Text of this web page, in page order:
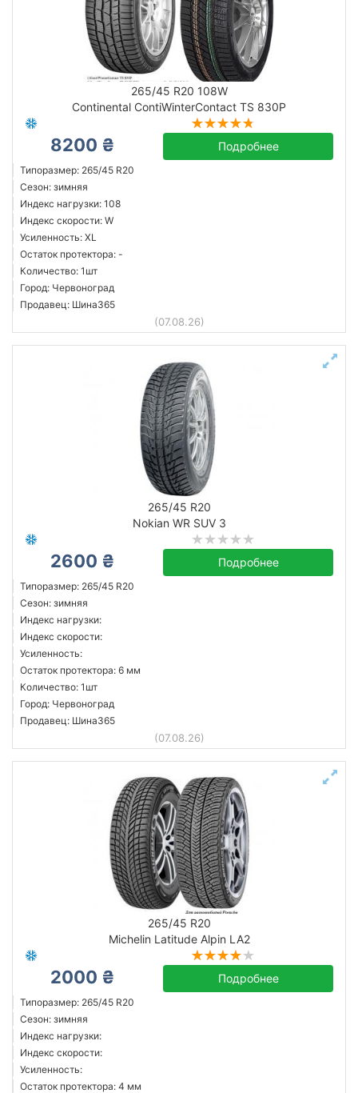
265/45 R20 108W
Continental ContiWinterContact TS 830P
8200 ₴ Подробнее
Типоразмер: 265/45 R20
Сезон: зимняя
Индекс нагрузки: 108
Индекс скорости: W
Усиленность: XL
Остаток протектора: -
Количество: 1шт
Город: Червоноград
Продавец: Шина365
(07.08.26)
265/45 R20
Nokian WR SUV 3
2600 ₴ Подробнее
Типоразмер: 265/45 R20
Сезон: зимняя
Индекс нагрузки:
Индекс скорости:
Усиленность:
Остаток протектора: 6 мм
Количество: 1шт
Город: Червоноград
Продавец: Шина365
(07.08.26)
265/45 R20
Michelin Latitude Alpin LA2
2000 ₴ Подробнее
Типоразмер: 265/45 R20
Сезон: зимняя
Индекс нагрузки:
Индекс скорости:
Усиленность:
Остаток протектора: 4 мм